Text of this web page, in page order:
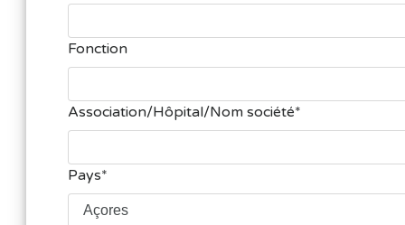
Fonction
Association/Hôpital/Nom société
Pays